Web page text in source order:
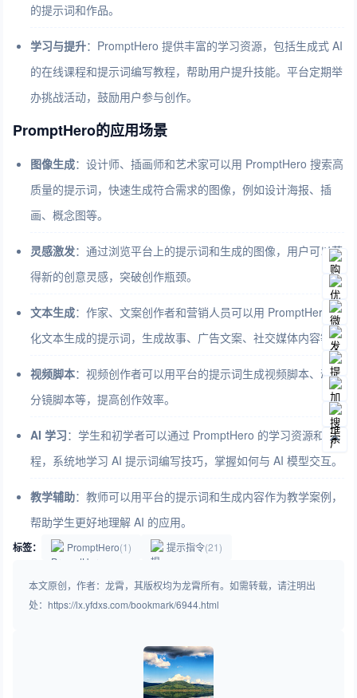
的提示词和作品。
学习与提升：PromptHero 提供丰富的学习资源，包括生成式 AI
的在线课程和提示词编写教程，帮助用户提升技能。平台定期举
办挑战活动，鼓励用户参与创作。
PromptHero的应用场景
图像生成：设计师、插画师和艺术家可以用 PromptHero 搜索高
质量的提示词，快速生成符合需求的图像，例如设计海报、插
画、概念图等。
灵感激发：通过浏览平台上的提示词和生成的图像，用户可以获
得新的创意灵感，突破创作瓶颈。
文本生成：作家、文案创作者和营销人员可以用 PromptHero 优
化文本生成的提示词，生成故事、广告文案、社交媒体内容等。
视频脚本：视频创作者可以用平台的提示词生成视频脚本、动画
分镜脚本等，提高创作效率。
AI 学习：学生和初学者可以通过 PromptHero 的学习资源和课
程，系统地学习 AI 提示词编写技巧，掌握如何与 AI 模型交互。
教学辅助：教师可以用平台的提示词和生成内容作为教学案例，
帮助学生更好地理解 AI 的应用。
标签： PromptHero(1) 提示指令(21)
本文原创，作者：龙霄，其版权均为龙霄所有。如需转载，请注明出
处：https://lx.yfdxs.com/bookmark/6944.html